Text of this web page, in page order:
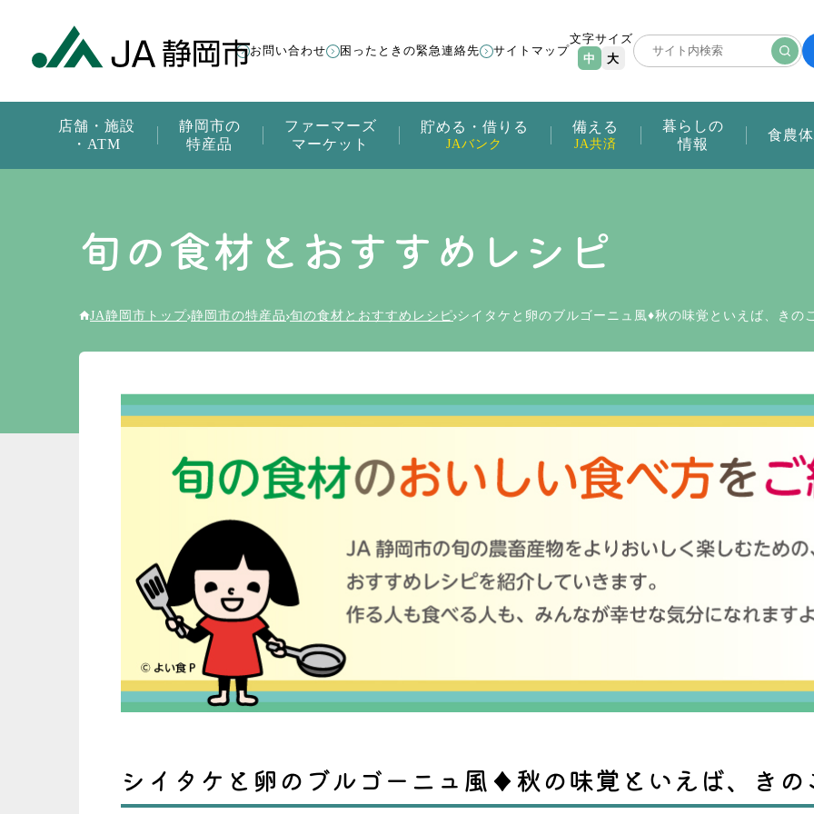
店舗・施設
・ATM
静岡市の
特産品
ファーマーズ
マーケット
貯める・借りる
JAバンク
備える
JA共済
暮らしの
情報
食農
お問い合わせ 困ったときの緊急連絡先 サイトマップ
文字サイズ
中
大
旬の食材とおすすめレシピ
JA静岡市トップ 静岡市の特産品 旬の食材とおすすめレシピ シイタケと卵のブルゴーニュ風♦秋の味覚といえば、きの
シイタケと卵のブルゴーニュ風♦秋の味覚といえば、きの